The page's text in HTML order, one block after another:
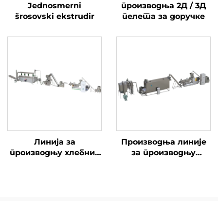
Jednosmerni
šrosovski ekstrudir
производња 2Д / 3Д
пелета за доручке
Линија за
производњу хлебних
Производња линије
за производњу